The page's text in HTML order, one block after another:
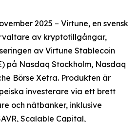
2025 – Virtune, en svensk
av kryptotillgångar,
av Virtune Stablecoin
på Nasdaq Stockholm, Nasdaq
Börse Xetra. Produkten är
investerare via ett brett
och nätbanker, inklusive
Scalable Capital,